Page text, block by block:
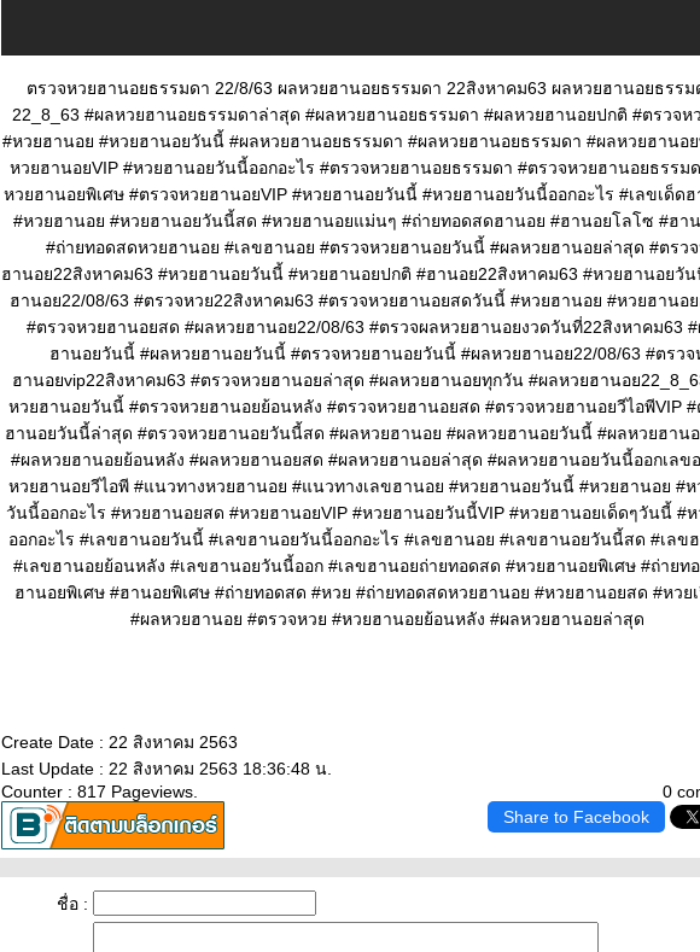
ตรวจหวยฮานอยธรรมดา 22/8/63 ผลหวยฮานอยธรรมดา 22สิงหาคม63 ผลหวยฮานอยธรร
22_8_63 #ผลหวยฮานอยธรรมดาล่าสุด #ผลหวยฮานอยธรรมดา #ผลหวยฮานอยปกติ #ตรวจ
#หวยฮานอย #หวยฮานอยวันนี้ #ผลหวยฮานอยธรรมดา #ผลหวยฮานอยธรรมดา #ผลหวยฮานอย
หวยฮานอยVIP #หวยฮานอยวันนี้ออกอะไร #ตรวจหวยฮานอยธรรมดา #ตรวจหวยฮานอยธรรม
หวยฮานอยพิเศษ #ตรวจหวยฮานอยVIP #หวยฮานอยวันนี้ #หวยฮานอยวันนี้ออกอะไร #เลขเด็ด
#หวยฮานอย #หวยฮานอยวันนี้สด #หวยฮานอยแม่นๆ #ถ่ายทอดสดฮานอย #ฮานอยโลโซ #ฮา
#ถ่ายทอดสดหวยฮานอย #เลขฮานอย #ตรวจหวยฮานอยวันนี้ #ผลหวยฮานอยล่าสุด #ตร
ฮานอย22สิงหาคม63 #หวยฮานอยวันนี้ #หวยฮานอยปกติ #ฮานอย22สิงหาคม63 #หวยฮานอยวั
ฮานอย22/08/63 #ตรวจหวย22สิงหาคม63 #ตรวจหวยฮานอยสดวันนี้ #หวยฮานอย #หวยฮานอย
#ตรวจหวยฮานอยสด #ผลหวยฮานอย22/08/63 #ตรวจผลหวยฮานอยงวดวันที่22สิงหาคม63
ฮานอยวันนี้ #ผลหวยฮานอยวันนี้ #ตรวจหวยฮานอยวันนี้ #ผลหวยฮานอย22/08/63 #ตรว
ฮานอยvip22สิงหาคม63 #ตรวจหวยฮานอยล่าสุด #ผลหวยฮานอยทุกวัน #ผลหวยฮานอย
หวยฮานอยวันนี้ #ตรวจหวยฮานอยย้อนหลัง #ตรวจหวยฮานอยสด #ตรวจหวยฮานอยวีไอพีVIP
ฮานอยวันนี้ล่าสุด #ตรวจหวยฮานอยวันนี้สด #ผลหวยฮานอย #ผลหวยฮานอยวันนี้ #ผลหวยฮาน
#ผลหวยฮานอยย้อนหลัง #ผลหวยฮานอยสด #ผลหวยฮานอยล่าสุด #ผลหวยฮานอยวันนี้ออกเลข
หวยฮานอยวีไอพี #แนวทางหวยฮานอย #แนวทางเลขฮานอย #หวยฮานอยวันนี้ #หวยฮานอย #
วันนี้ออกอะไร #หวยฮานอยสด #หวยฮานอยVIP #หวยฮานอยวันนี้VIP #หวยฮานอยเด็ดๆวันนี้
ออกอะไร #เลขฮานอยวันนี้ #เลขฮานอยวันนี้ออกอะไร #เลขฮานอย #เลขฮานอยวันนี้สด #เลข
#เลขฮานอยย้อนหลัง #เลขฮานอยวันนี้ออก #เลขฮานอยถ่ายทอดสด #หวยฮานอยพิเศษ #ถ่าย
ฮานอยพิเศษ #ฮานอยพิเศษ #ถ่ายทอดสด #หวย #ถ่ายทอดสดหวยฮานอย #หวยฮานอยสด #หวย
#ผลหวยฮานอย #ตรวจหวย #หวยฮานอยย้อนหลัง #ผลหวยฮานอยล่าสุด
Create Date : 22 สิงหาคม 2563
Last Update : 22 สิงหาคม 2563 18:36:48 น.
0
Counter : 817 Pageviews.
Share to Facebook
ชื่อ :